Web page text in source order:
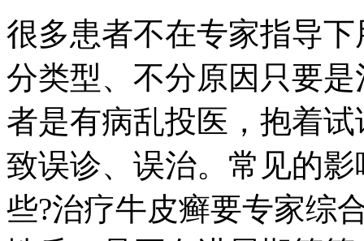
很多患者不在专家指导
分类型、不分原因只要
者是有病乱投医，抱着
致误诊、误治。常见的
些?治疗牛皮癣要专家综